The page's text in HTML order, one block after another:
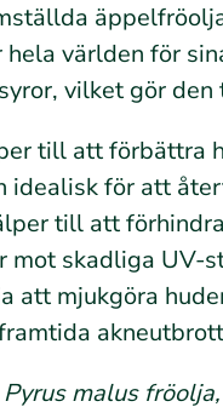
hela världen för
vilket gör
till att förbättra
för att
till att
mot skadliga UV-
mjukgöra
malus